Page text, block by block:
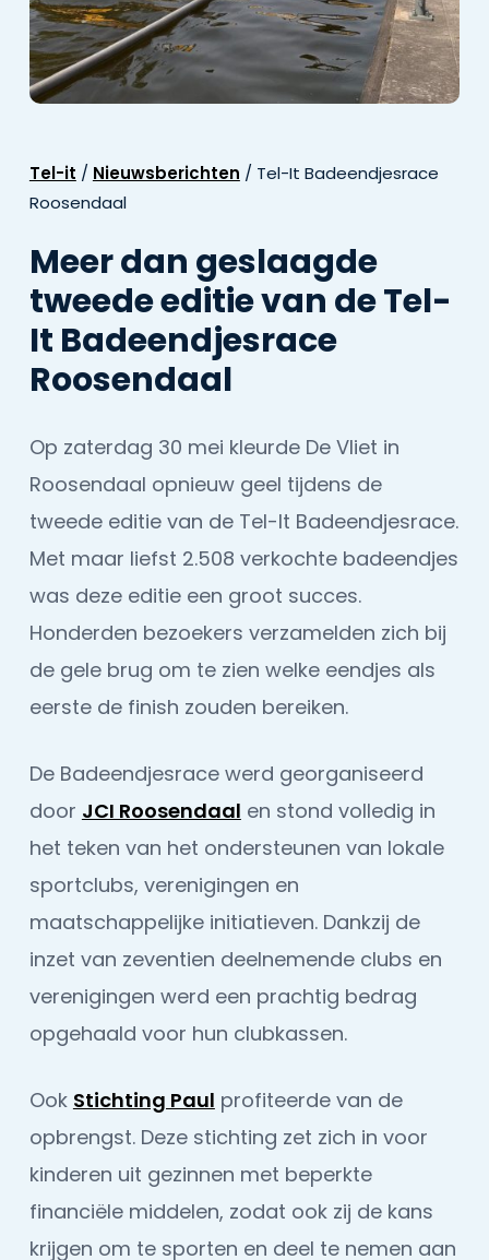
Tel-it / Nieuwsberichten / Tel-It Badeendjesrace
Roosendaal
Meer dan geslaagde
tweede editie van de Tel-
It Badeendjesrace
Roosendaal
Op zaterdag 30 mei kleurde De Vliet in
Roosendaal opnieuw geel tijdens de
tweede editie van de Tel-It Badeendjesrace.
Met maar liefst 2.508 verkochte badeendjes
was deze editie een groot succes.
Honderden bezoekers verzamelden zich bij
de gele brug om te zien welke eendjes als
eerste de finish zouden bereiken.
De Badeendjesrace werd georganiseerd
door JCI Roosendaal en stond volledig in
het teken van het ondersteunen van lokale
sportclubs, verenigingen en
maatschappelijke initiatieven. Dankzij de
inzet van zeventien deelnemende clubs en
verenigingen werd een prachtig bedrag
opgehaald voor hun clubkassen.
Ook Stichting Paul profiteerde van de
opbrengst. Deze stichting zet zich in voor
kinderen uit gezinnen met beperkte
financiële middelen, zodat ook zij de kans
krijgen om te sporten en deel te nemen aan